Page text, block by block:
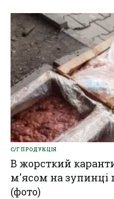
С/Г ПРОДУКЦІЯ
В жорсткий
м'ясом на зупинці
(фото)